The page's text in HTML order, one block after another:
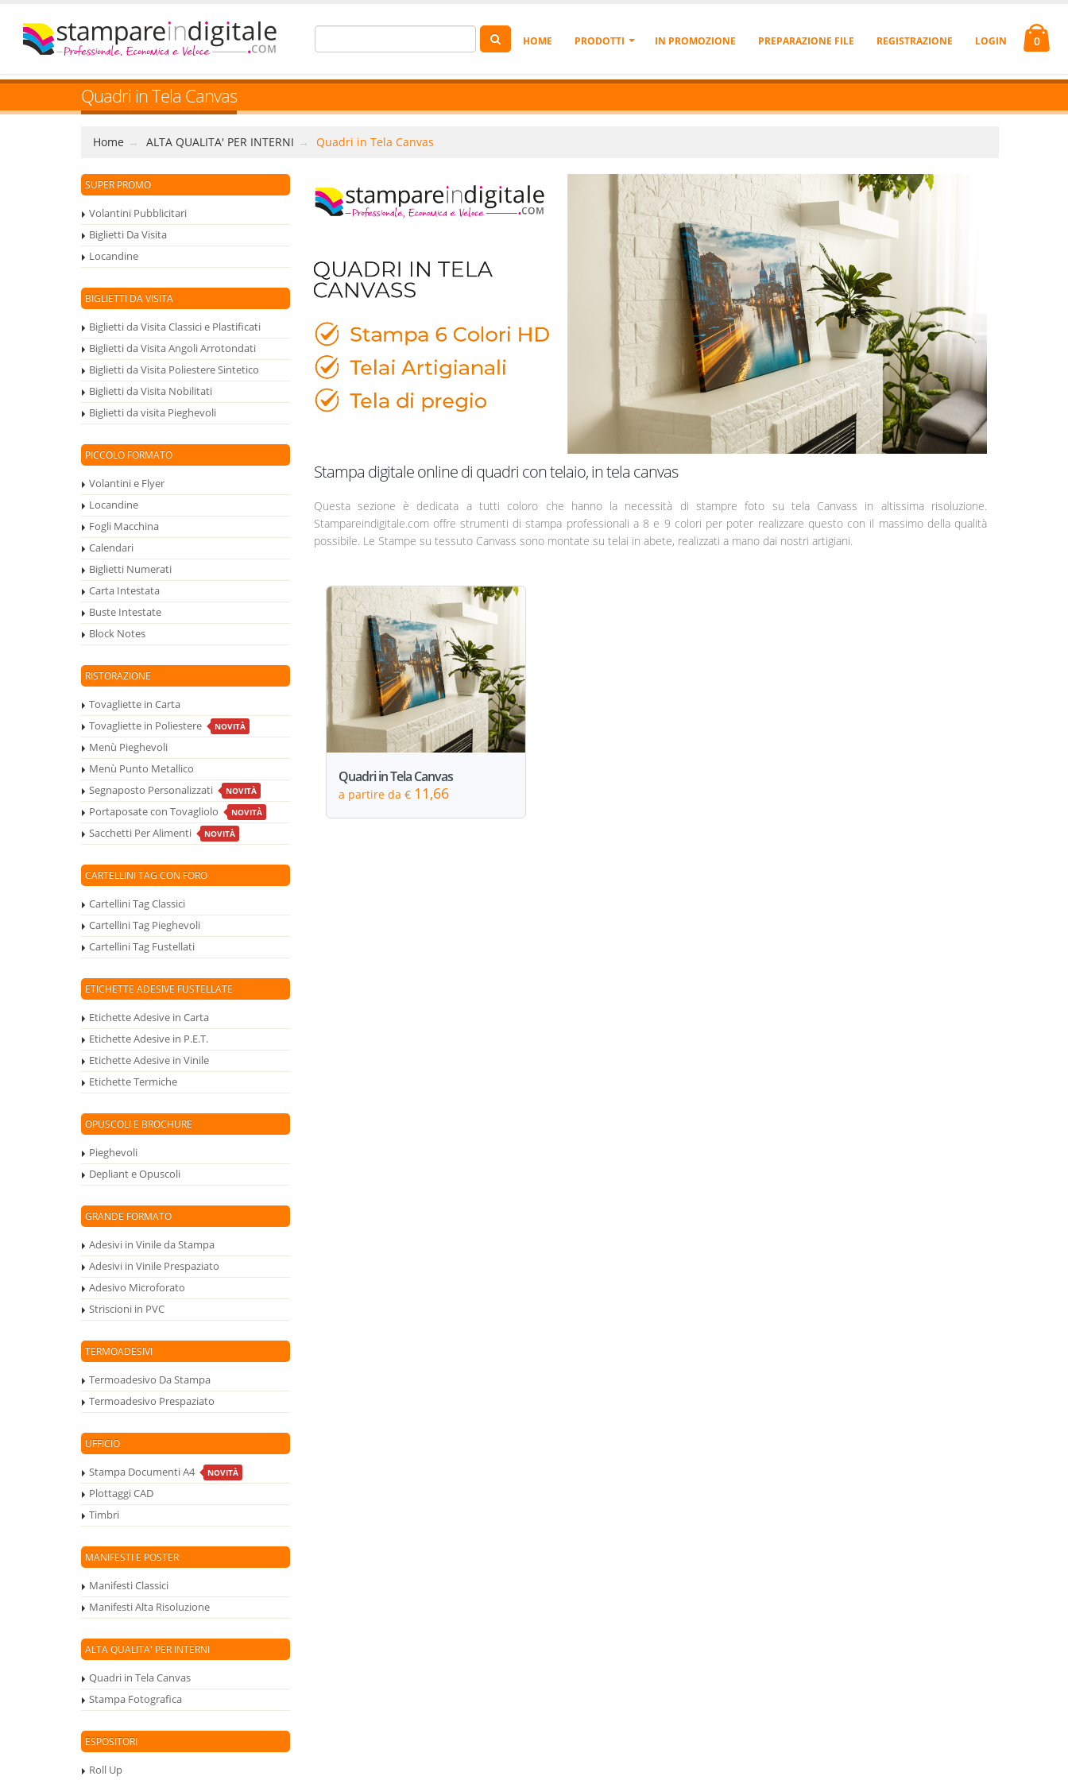
0
HOME PRODOTTI IN PROMOZIONE PREPARAZIONE FILE REGISTRAZIONE LOGIN
Quadri in Tela Canvas
Home ALTA QUALITA' PER INTERNI Quadri in Tela Canvas
SUPER PROMO
Volantini Pubblicitari
Biglietti Da Visita
Locandine
BIGLIETTI DA VISITA
Biglietti da Visita Classici e Plastificati
Biglietti da Visita Angoli Arrotondati
Biglietti da Visita Poliestere Sintetico
Biglietti da Visita Nobilitati
Biglietti da visita Pieghevoli
PICCOLO FORMATO
Volantini e Flyer
Locandine
Fogli Macchina
Calendari
Biglietti Numerati
Carta Intestata
Buste Intestate
Block Notes
RISTORAZIONE
Tovagliette in Carta
Tovagliette in Poliestere
NOVITÀ
Menù Pieghevoli
Menù Punto Metallico
Segnaposto Personalizzati
NOVITÀ
Portaposate con Tovagliolo NOVITÀ
Sacchetti Per Alimenti NOVITÀ
CARTELLINI TAG CON FORO
Cartellini Tag Classici
Cartellini Tag Pieghevoli
Cartellini Tag Fustellati
ETICHETTE ADESIVE FUSTELLATE
Etichette Adesive in Carta
Etichette Adesive in P.E.T.
Etichette Adesive in Vinile
Etichette Termiche
OPUSCOLI E BROCHURE
Pieghevoli
Depliant e Opuscoli
GRANDE FORMATO
Adesivi in Vinile da Stampa
Adesivi in Vinile Prespaziato
Adesivo Microforato
Striscioni in PVC
TERMOADESIVI
Termoadesivo Da Stampa
Termoadesivo Prespaziato
UFFICIO
Stampa Documenti A4 NOVITÀ
Plottaggi CAD
Timbri
MANIFESTI E POSTER
Manifesti Classici
Manifesti Alta Risoluzione
ALTA QUALITA' PER INTERNI
Quadri in Tela Canvas
Stampa Fotografica
ESPOSITORI
Roll Up
Stampa digitale online di quadri con telaio, in tela canvas
Questa sezione è dedicata a tutti coloro che hanno la necessità di stampre foto su tela Canvass in altissima risoluzione.
Stampareindigitale.com offre strumenti di stampa professionali a 8 e 9 colori per poter realizzare questo con il massimo della qualità
possibile. Le Stampe su tessuto Canvass sono montate su telai in abete, realizzati a mano dai nostri artigiani.
Quadri in Tela Canvas
a partire da € 11,66